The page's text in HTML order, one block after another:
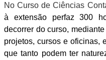
No Curso de Ciências
à extensão perfaz 300
decorrer do curso,
projetos, cursos e oficinas,
que tanto podem ter